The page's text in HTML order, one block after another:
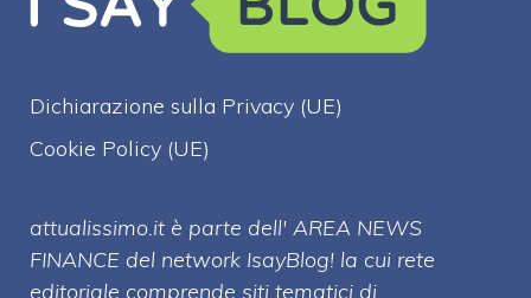
Dichiarazione sulla Privacy (UE)
Cookie Policy (UE)
attualissimo.it è parte dell' AREA NEWS
FINANCE del network IsayBlog! la cui rete
editoriale comprende siti tematici di